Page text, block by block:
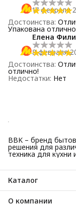
17 февраля
Достоинства:
Упакована отлично
Елена
8 февраля
Достоинства:
отлично!
Недостатки: Нет
BBK – бренд
решения для
техника для
Каталог
Красота и
Техника для кухни
О компании